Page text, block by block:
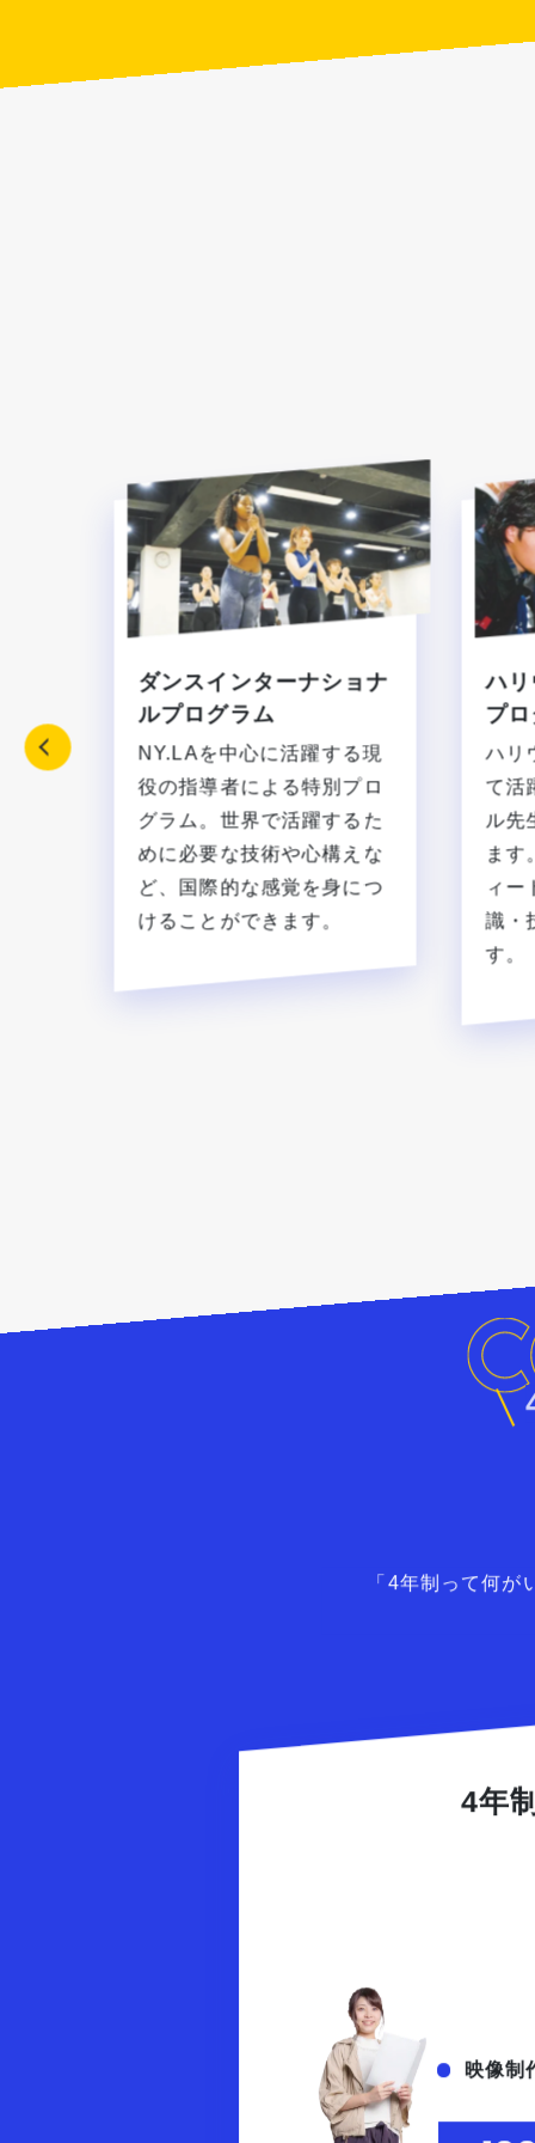
ダンスインターナショナ
ルプログラム
NY.LAを中心に活躍する現
役の指導者による特別プロ
グラム。世界で活躍するた
めに必要な技術や心構えな
ど、国際的な感覚を身につ
けることができます。
ハ
プ
ハリ
て活
ル先
ます
ィー
識・
す。
「4年制って何
4年
映像制